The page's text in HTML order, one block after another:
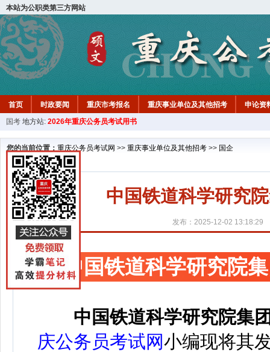
本站为公职类第三方网站
首页 时政要闻 重庆市考报名 重庆事业单位及其他招考
申论资
国考 地方站: 2026年重庆公务员考试用书
您的当前位置： 重庆公务员考试网 >> 重庆事业单位及其他招考 >> 国企
中国铁道科学研究
发布：2025-12-02 13:18:29
中国铁道科学研究院
中国铁道科学研究院集
庆公务员考试网小编现将其